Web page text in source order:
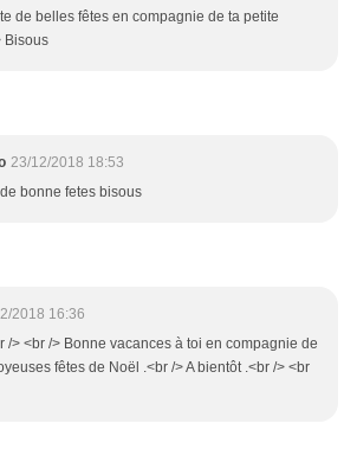
de belles fêtes en compagnie de ta petite
Bisous
23/12/2018 18:53
bonne fetes bisous
2018 16:36
/> <br /> Bonne vacances à toi en compagnie de
fêtes de Noël .<br /> A bientôt .<br /> <br